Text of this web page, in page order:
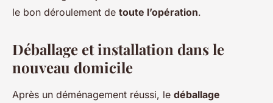
le bon déroulement de toute l’opération.
Déballage et installation dans le
nouveau domicile
Après un déménagement réussi, le déballage